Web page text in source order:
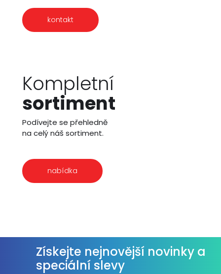
kontakt
Kompletní
sortiment
Podívejte se přehledně
na celý náš sortiment.
nabídka
Získejte nejnovější novinky a
speciální slevy